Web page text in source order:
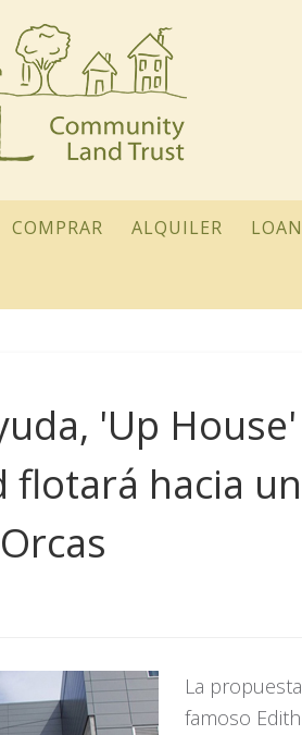
COMPRAR ALQUILER
'Up
flotará hacia
La
famoso